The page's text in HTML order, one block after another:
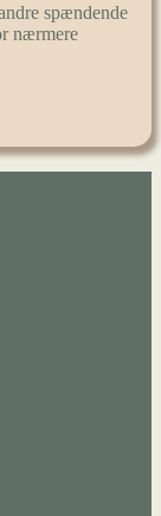
spændende
nærmere